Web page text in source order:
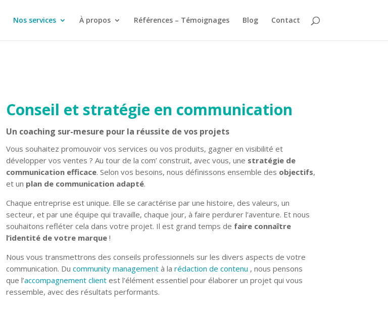
Nos services À propos Références – Témoignages Blog Contact
Conseil et stratégie en communication
Un coaching sur-mesure pour la réussite de vos projets
Vous souhaitez promouvoir vos services ou vos produits, gagner en visibilité et
développer vos ventes ? Au tour de la com’ construit, avec vous, une stratégie de
communication efficace. Selon vos besoins, nous définissons ensemble des objectifs,
et un plan de communication adapté.
Chaque entreprise est unique. Elle se caractérise par une histoire, des valeurs, un
secteur, et par une équipe qui travaille, chaque jour, à faire perdurer l’aventure. Et nous
souhaitons refléter cela dans votre projet. Il est grand temps de faire connaître
l’identité de votre marque !
Nous vous transmettrons des conseils professionnels sur les divers aspects de votre
communication. Ducommunity management à larédaction de contenu , nous pensons
quel’accompagnement clientest l’élément essentiel pour élaborer un projet qui vous
ressemble, avec des résultats performants.